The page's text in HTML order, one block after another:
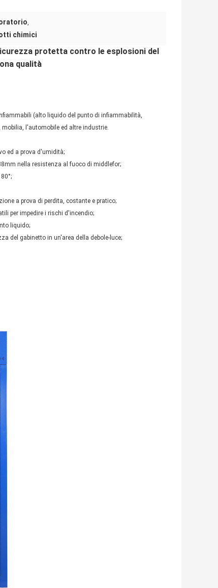
,
chimici
protetta contro le esplosioni del
qualità
(alto liquido del punto di infiammabilità,
l'automobile ed altre industrie.
ed a prova d'umidità;
nella resistenza al fuoco di middlefor;
a prova di perdita, costante e pratico;
per impedire i rischi d'incendio;
liquido;
del gabinetto in un'area della debole-luce;